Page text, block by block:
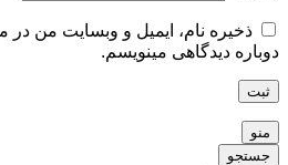
ذخیره نام، ایمیل و وبسایت من در
دوباره دیدگاهی مینویسم.
ثبت
منو
جستجو